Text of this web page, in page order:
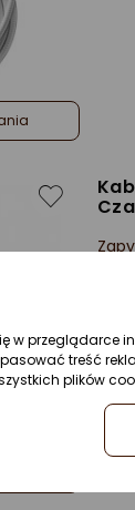
w przeglądarce
treść
plików